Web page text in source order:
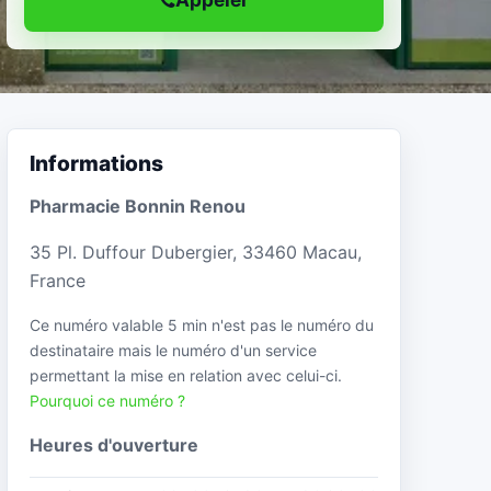
Informations
Pharmacie Bonnin Renou
35 Pl. Duffour Dubergier, 33460 Macau,
France
Ce numéro valable 5 min n'est pas le numéro du
destinataire mais le numéro d'un service
permettant la mise en relation avec celui-ci.
Pourquoi ce numéro ?
Heures d'ouverture